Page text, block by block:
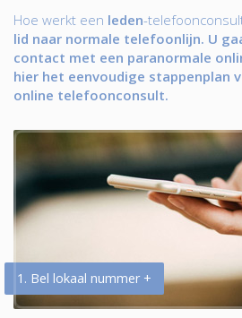
Hoe werkt een leden-
lid naar normale telefoonlijn. U
contact met een paranormale
hier het eenvoudige stappenplan
online telefoonconsult.
1. Bel lokaal nummer +